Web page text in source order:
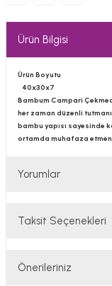
Ürün Bilgisi
Ürün Boyutu
40x30x7
Bambum Campari
her zaman düzenli
bambu yapısı sayesinde
ortamda muhafaza
Yorumlar
Taksit Seçenekleri
Önerileriniz